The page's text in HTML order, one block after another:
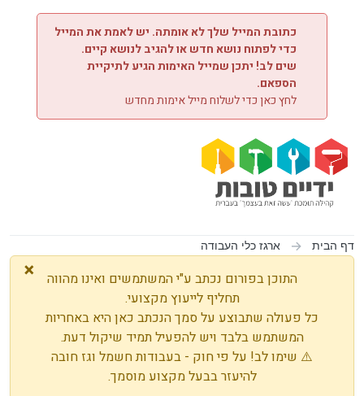
דילוג לתוכן
כתובת המייל שלך לא אומתה. יש לאמת את המייל
כדי לפתוח נושא חדש או להגיב לנושא קיים.
שים לב! יתכן שמייל האימות הגיע לתיקיית
הספאם.
לחץ כאן כדי לשלוח מייל אימות מחדש
דף הבית ארגז כלי העבודה
×
התוכן בפורום נכתב ע"י המשתמשים ואינו מהווה
תחליף לייעוץ מקצועי.
כל פעולה שתבוצע על סמך הנכתב כאן היא באחריות
המשתמש בלבד ויש להפעיל תמיד שיקול דעת.
⚠️ שימו לב! על פי חוק - בעבודות חשמל וגז חובה
להיעזר בבעל מקצוע מוסמך.